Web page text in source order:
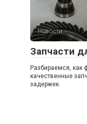
Новости
Запчасти
Разбираемся, как
качественные
задержек.